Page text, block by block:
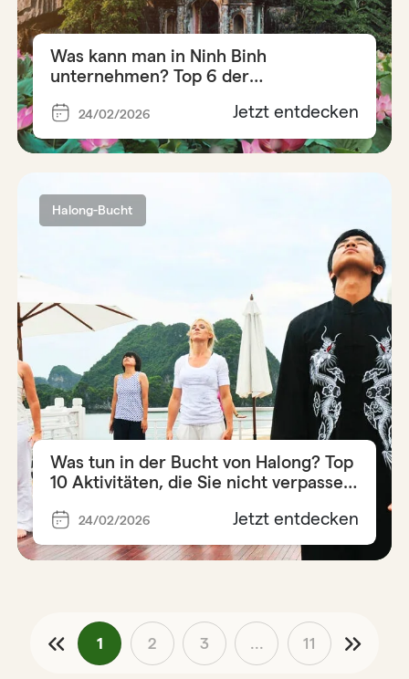
Was kann man in Ninh Binh
unternehmen? Top 6 der
24/02/2026 Jetzt entdecken
Halong-Bucht
Was tun in der Bucht von Halong? Top
10 Aktivitäten, die Sie nicht verpassen
24/02/2026 Jetzt entdecken
1 2 3 ... 11